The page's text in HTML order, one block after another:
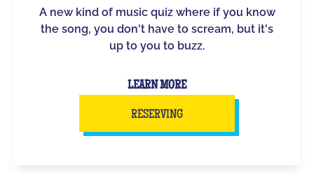
A new kind of music quiz where if you know
the song, you don't have to scream, but it's
up to you to buzz.
LEARN MORE
RESERVING